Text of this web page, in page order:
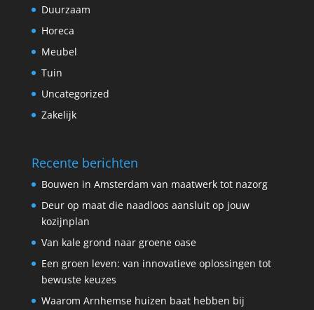
Duurzaam
Horeca
Meubel
Tuin
Uncategorized
Zakelijk
Recente berichten
Bouwen in Amsterdam van maatwerk tot nazorg
Deur op maat die naadloos aansluit op jouw
kozijnplan
Van kale grond naar groene oase
Een groen leven: van innovatieve oplossingen tot
bewuste keuzes
Waarom Arnhemse huizen baat hebben bij